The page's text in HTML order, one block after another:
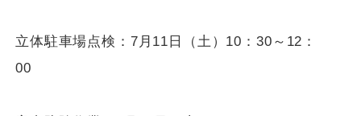
立体駐車場点検：7月11日（土）10：30～ 12 ：
00